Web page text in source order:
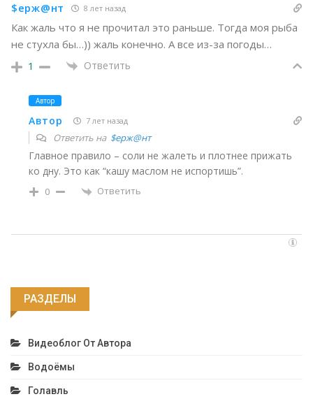
$ерж@нт 8 лет назад
Как жаль что я не прочитал это раньше. Тогда моя рыба
не стухла бы…)) жаль конечно. А все из-за погоды…
1 Ответить
Автор
Автор 7 лет назад
Ответить на $ерж@нт
Главное правило – соли не жалеть и плотнее прижать
ко дну. Это как “кашу маслом не испортишь”.
0 Ответить
РАЗДЕЛЫ
Видеоблог От Автора
Водоёмы
Голавль